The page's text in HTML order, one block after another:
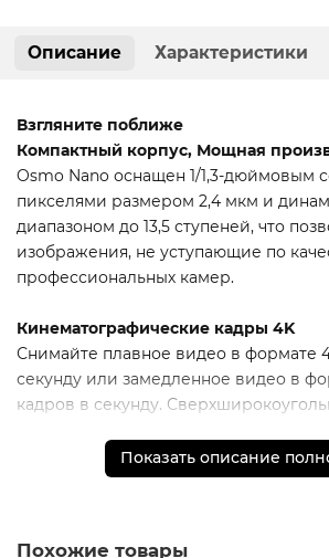
Описание Характеристики
Взгляните поближе
Компактный корпус, Мощная
Osmo Nano оснащен 1/1,3-дюймовым
пикселями размером 2,4 мкм и
диапазоном до 13,5 ступеней, что
изображения, не уступающие по
профессиональных камер.
Кинематографические кадры 4K
Снимайте плавное видео в формате
секунду или замедленное видео в
кадров в секунду.
и снимать панорамные виды, что
для путешествий и приключений.
Показать описание
Похожие товары